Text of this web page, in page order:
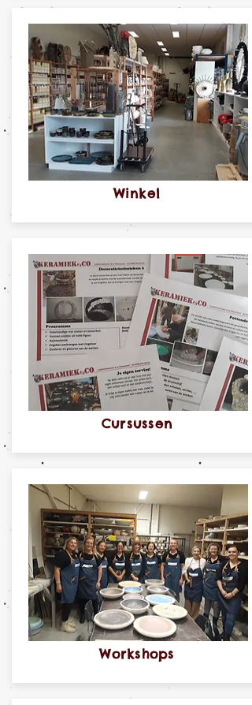
Winkel
Cursussen
Workshops